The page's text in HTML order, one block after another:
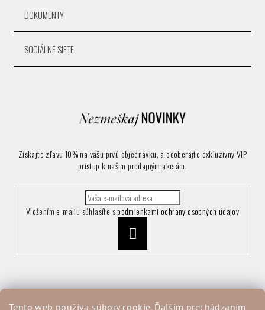
Tento web používa súbory cookie. Ďalším prechádzaním
DOKUMENTY
SOCIÁLNE SIETE
Získajte zľavu 10% na vašu prvú objednávku, a odoberajte exkluzívny VIP
prístup k našim predajným akciám.
Vložením e-mailu súhlasíte spodmienkami ochrany osobných údajov